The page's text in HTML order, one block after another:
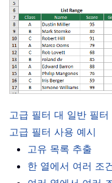
고급 필터 대 일반 필터
고급 필터 사용 예시
고유 목록 추출
한 열에서 여러 조